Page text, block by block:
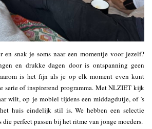
en snak je soms naar een momentje voor jezelf?
en drukke dagen door is ontspanning geen
is het fijn als je op elk moment even kunt
serie of inspirerend programma. Met NLZIET kijk
wilt, op je mobiel tijdens een middagdutje, of ’s
huis eindelijk stil is. We hebben een selectie
die perfect passen bij het ritme van jonge moeders.